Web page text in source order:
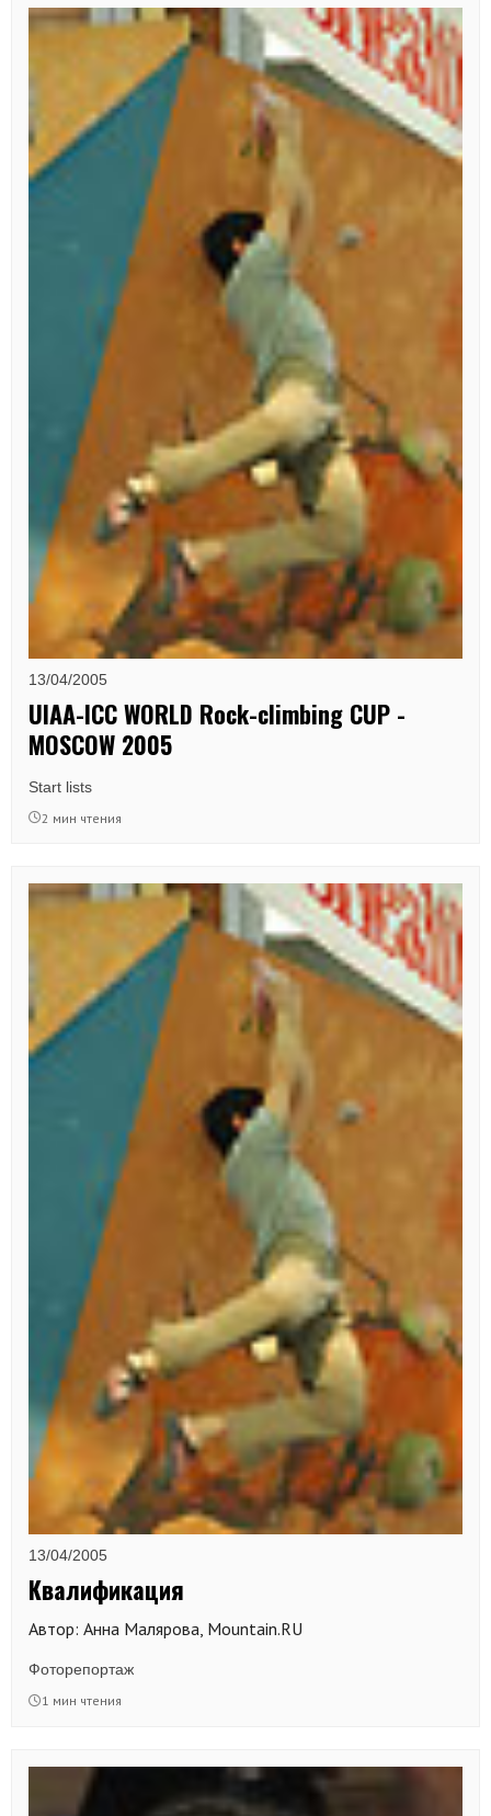
13/04/2005
UIAA-ICC WORLD Rock-climbing CUP -
MOSCOW 2005
Start lists
2 мин чтения
13/04/2005
Квалификация
Автор: Анна Малярова, Mountain.RU
Фоторепортаж
1 мин чтения